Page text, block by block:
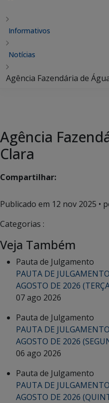
Informativos
Notícias
Agência Fazendária de
Agência
Clara
Compartilhar:
Publicado em 12 nov 2025 •
Categorias :
Veja Também
Pauta de Julgamento
PAUTA DE
AGOSTO DE 2026
07 ago 2026
Pauta de Julgamento
PAUTA DE
AGOSTO DE 2026
06 ago 2026
Pauta de Julgamento
PAUTA DE
AGOSTO DE 2026